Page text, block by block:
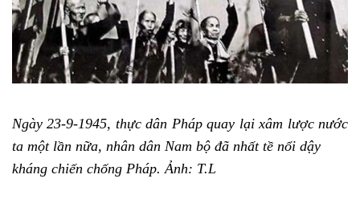
Ngày 23-9-1945, thực dân Pháp quay lại xâm lược nước
ta một lần nữa, nhân dân Nam bộ đã nhất tề nổi dậy
kháng chiến chống Pháp. Ảnh: T.L